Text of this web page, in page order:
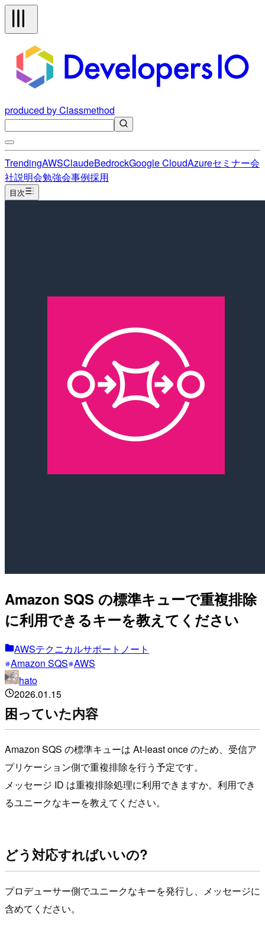
produced by Classmethod
TrendingAWSClaudeBedrockGoogle CloudAzureセミナー会
社説明会勉強会事例採用
目次
Amazon SQS の標準キューで重複排除
に利用できるキーを教えてください
AWSテクニカルサポートノート
Amazon SQS AWS
hato
2026.01.15
困っていた内容
Amazon SQS の標準キューは At-least once のため、受信ア
プリケーション側で重複排除を行う予定です。
メッセージ ID は重複排除処理に利用できますか。利用でき
るユニークなキーを教えてください。
どう対応すればいいの?
プロデューサー側でユニークなキーを発行し、メッセージに
含めてください。